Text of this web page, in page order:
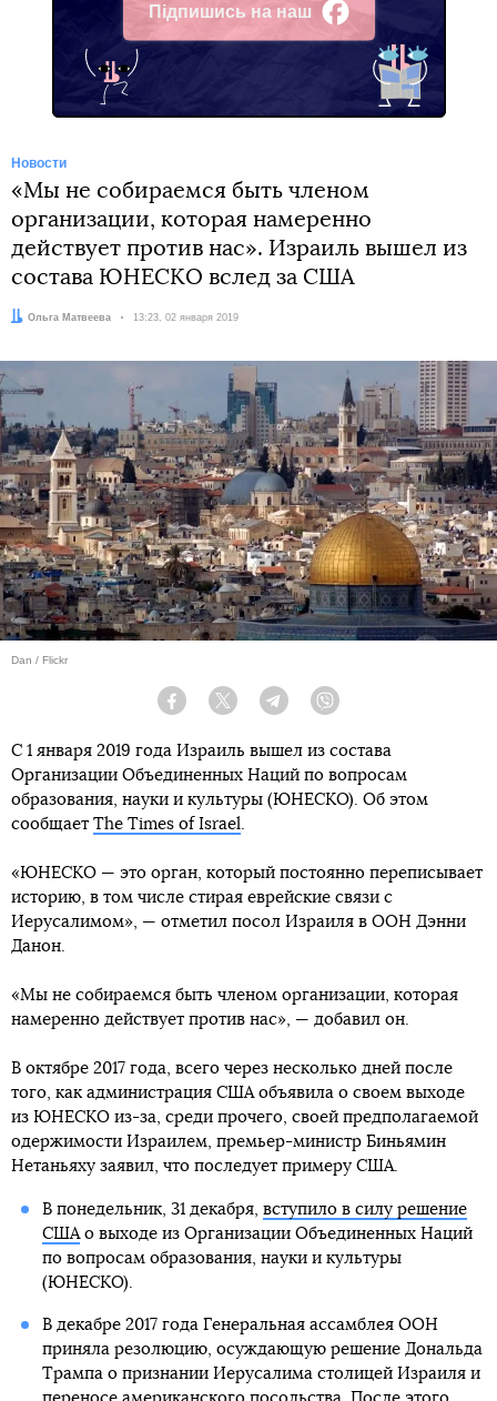
Підпишись на наш
Facebook
Новости
«Мы не собираемся быть членом
организации, которая намеренно
действует против нас». Израиль вышел из
состава ЮНЕСКО вслед за США
Автор:
Ольга Матвеева Дата:
13:23, 02 января 2019
Dan / Flickr
Facebook Twitter Telegram
С 1 января 2019 года Израиль вышел из состава
Организации Объединенных Наций по вопросам
образования, науки и культуры (ЮНЕСКО). Об этом
сообщает The Times of Israel.
«ЮНЕСКО — это орган, который постоянно переписывает
историю, в том числе стирая еврейские связи с
Иерусалимом», — отметил посол Израиля в ООН Дэнни
Данон.
«Мы не собираемся быть членом организации, которая
намеренно действует против нас», — добавил он.
В октябре 2017 года, всего через несколько дней после
того, как администрация США объявила о своем выходе
из ЮНЕСКО из-за, среди прочего, своей предполагаемой
одержимости Израилем, премьер-министр Биньямин
Нетаньяху заявил, что последует примеру США.
В понедельник, 31 декабря, вступило в силу решение
СШАо выходе из Организации Объединенных Наций
по вопросам образования, науки и культуры
(ЮНЕСКО).
В декабре 2017 года Генеральная ассамблея ООН
приняла резолюцию, осуждающую решение Дональда
Трампа о признании Иерусалима столицей Израиля и